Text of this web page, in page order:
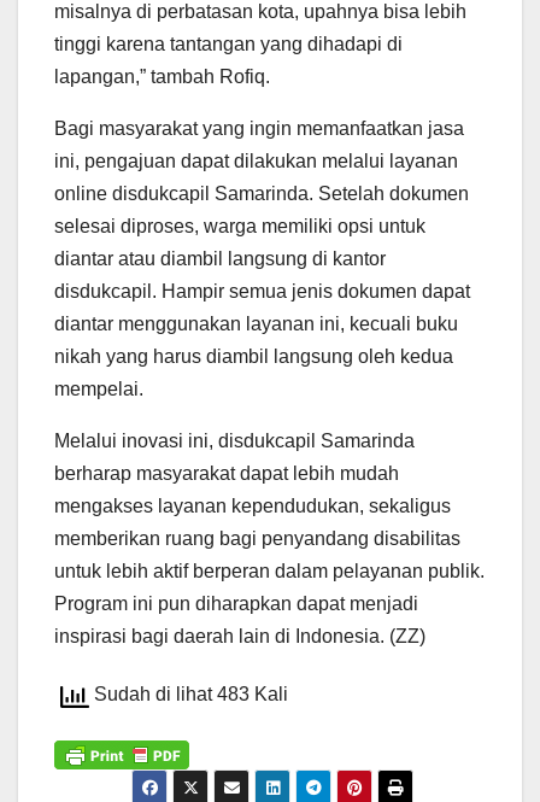
misalnya di perbatasan kota, upahnya bisa lebih
tinggi karena tantangan yang dihadapi di
lapangan,” tambah Rofiq.
Bagi masyarakat yang ingin memanfaatkan jasa
ini, pengajuan dapat dilakukan melalui layanan
online disdukcapil Samarinda. Setelah dokumen
selesai diproses, warga memiliki opsi untuk
diantar atau diambil langsung di kantor
disdukcapil. Hampir semua jenis dokumen dapat
diantar menggunakan layanan ini, kecuali buku
nikah yang harus diambil langsung oleh kedua
mempelai.
Melalui inovasi ini, disdukcapil Samarinda
berharap masyarakat dapat lebih mudah
mengakses layanan kependudukan, sekaligus
memberikan ruang bagi penyandang disabilitas
untuk lebih aktif berperan dalam pelayanan publik.
Program ini pun diharapkan dapat menjadi
inspirasi bagi daerah lain di Indonesia. (ZZ)
Sudah di lihat 483 Kali